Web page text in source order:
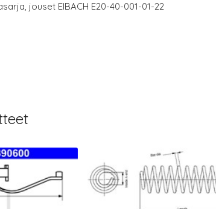
jouset EIBACH E20-40-001-01-22